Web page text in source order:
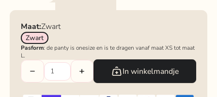
Maat:Zwart
Zwart
Pasform: de panty is onesize en is te dragen vanaf maat XS tot maat
L.
In winkelmandje